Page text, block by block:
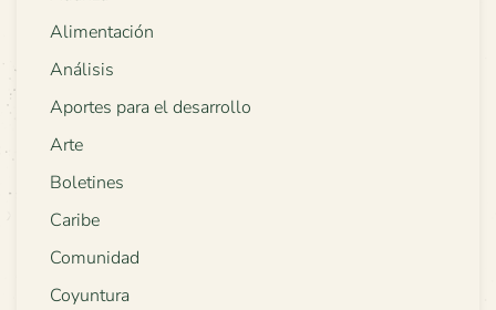
Alimentación
Análisis
Aportes para el desarrollo
Arte
Boletines
Caribe
Comunidad
Coyuntura